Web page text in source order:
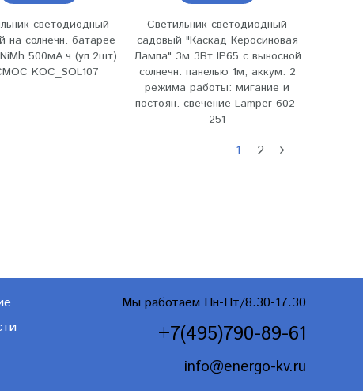
светодиодный
на солнечн. батарее
500мА.ч (уп.2шт)
KOC_SOL107
Светильник светодиодный
садовый "Каскад Керосиновая
Лампа" 3м 3Вт IP65 с выносной
солнечн. панелью 1м; аккум. 2
режима работы: мигание и
постоян. свечение Lamper 602-
251
1 2
Мы работаем Пн-Пт/8.30-17.30
+7(495)790-89-61
info@energo-kv.ru